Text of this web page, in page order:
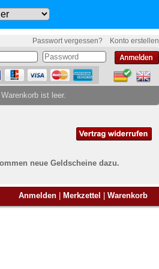
Passwort vergessen? Konto erstellen
Warenkorb ist leer.
neue Geldscheine dazu.
Sie Banknoten
Anmelden Merkzettel Warenkorb